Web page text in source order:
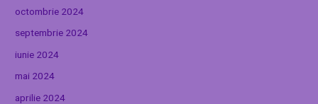
octombrie 2024
septembrie 2024
iunie 2024
mai 2024
aprilie 2024